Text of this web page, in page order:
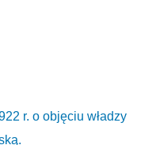
r. o objęciu władzy